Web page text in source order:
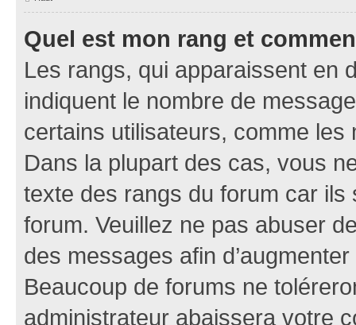
Quel est mon rang et
Les rangs, qui apparaissent en
indiquent le nombre de
certains utilisateurs, comme
Dans la plupart des cas, vous
texte des rangs du forum car ils
forum. Veuillez ne pas abuser
des messages afin
Beaucoup de forums ne
administrateur abaissera votre